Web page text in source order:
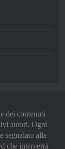
dei contenuti
autori. Ogni
segnalato alla
che interverrà